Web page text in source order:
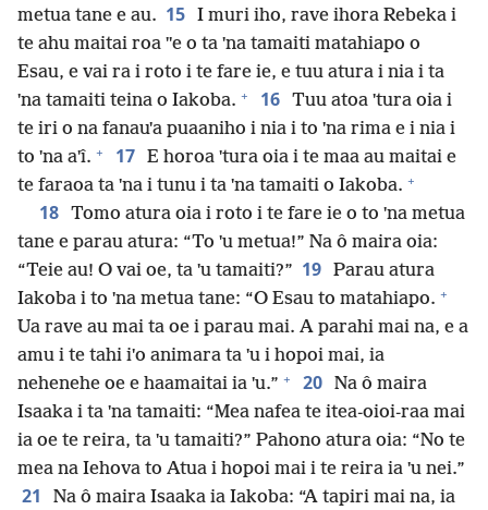
metua tane e au. 15 I muri iho, rave ihora Rebeka i
te ahu maitai roa ˈˈe o ta ˈna tamaiti matahiapo o
Esau, e vai ra i roto i te fare ie, e tuu atura i nia i ta
ˈna tamaiti teina o Iakoba. + 16 Tuu atoa ˈtura oia i
te iri o na fanauˈa puaaniho i nia i to ˈna rima e i nia i
to ˈna aˈî. + 17 E horoa ˈtura oia i te maa au maitai e
te faraoa ta ˈna i tunu i ta ˈna tamaiti o Iakoba. +
18 Tomo atura oia i roto i te fare ie o to ˈna metua
tane e parau atura: “To ˈu metua!” Na ô maira oia:
“Teie au! O vai oe, ta ˈu tamaiti?” 19 Parau atura
Iakoba i to ˈna metua tane: “O Esau to matahiapo. +
Ua rave au mai ta oe i parau mai. A parahi mai na, e a
amu i te tahi iˈo animara ta ˈu i hopoi mai, ia
nehenehe oe e haamaitai ia ˈu.” + 20 Na ô maira
Isaaka i ta ˈna tamaiti: “Mea nafea te itea-oioi-raa mai
ia oe te reira, ta ˈu tamaiti?” Pahono atura oia: “No te
mea na Iehova to Atua i hopoi mai i te reira ia ˈu nei.”
21
Na ô maira Isaaka ia Iakoba: “A tapiri mai na, ia